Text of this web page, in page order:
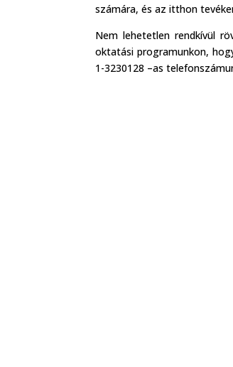
számára, és az itthon
Nem lehetetlen rendkívül
oktatási programunkon,
1-3230128 –as